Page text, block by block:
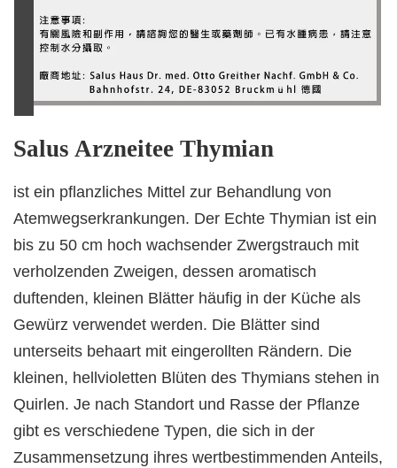
Salus Arzneitee Thymian
ist ein pflanzliches Mittel zur Behandlung von
Atemwegserkrankungen. Der Echte Thymian ist ein
bis zu 50 cm hoch wachsender Zwergstrauch mit
verholzenden Zweigen, dessen aromatisch
duftenden, kleinen Blätter häufig in der Küche als
Gewürz verwendet werden. Die Blätter sind
unterseits behaart mit eingerollten Rändern. Die
kleinen, hellvioletten Blüten des Thymians stehen in
Quirlen. Je nach Standort und Rasse der Pflanze
gibt es verschiedene Typen, die sich in der
Zusammensetzung ihres wertbestimmenden Anteils,